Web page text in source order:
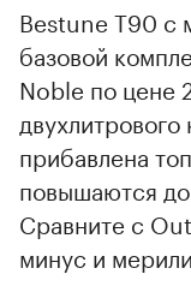
Bestune T90 с
базовой
Noble по цене
прибавлена
повышаются
Сравните с
минус и мерили.